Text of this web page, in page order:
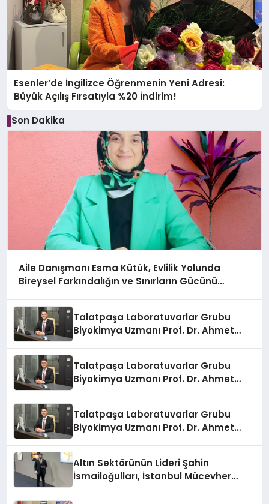
Esenler’de İngilizce Öğrenmenin Yeni Adresi:
Büyük Açılış Fırsatıyla %20 İndirim!
Son Dakika
Aile Danışmanı Esma Kütük, Evlilik Yolunda
Bireysel Farkındalığın ve Sınırların Gücünü
Talatpaşa Laboratuvarlar Grubu
Biyokimya Uzmanı Prof. Dr. Ahmet
Talatpaşa Laboratuvarlar Grubu
Biyokimya Uzmanı Prof. Dr. Ahmet
Talatpaşa Laboratuvarlar Grubu
Biyokimya Uzmanı Prof. Dr. Ahmet
Altın Sektörünün Lideri Şahin
İsmailoğulları, İstanbul Mücevher